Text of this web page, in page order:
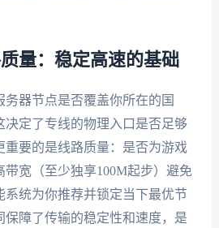
量：稳定高速的基础
器节点是否覆盖你所在的国
决定了专线的物理入口是否足够
重要的是线路质量：是否为游戏
带宽（至少独享100M起步）避免
系统为你推荐并锁定当下最优节
保障了传输的稳定性和速度，是